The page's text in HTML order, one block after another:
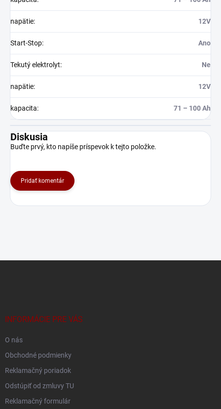
napätie: 12V
Start-Stop: Ano
Tekutý elektrolyt: Ne
napätie: 12V
kapacita: 71 – 100 Ah
Diskusia
Buďte prvý, kto napíše príspevok k tejto položke.
Pridať komentár
INFORMÁCIE PRE VÁS
O nás
Obchodné podmienky
Reklamačný poriadok
Odstúpiť od zmluvy TU
Reklamačný formulár